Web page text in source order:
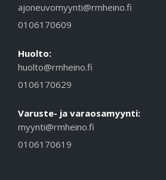
ajoneuvomyynti@rmheino.fi
0106170609
Huolto:
huolto@rmheino.fi
0106170629
Varuste- ja varaosamyynti:
myynti@rmheino.fi
0106170619